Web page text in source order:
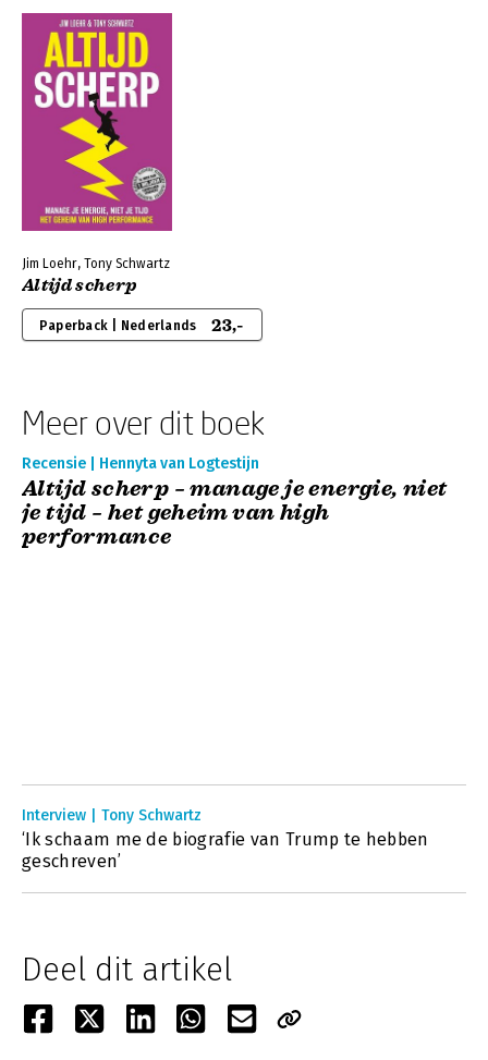
Jim Loehr, Tony Schwartz
Altijd scherp
Paperback | Nederlands 23,-
Meer over dit boek
Recensie | Hennyta van Logtestijn
Altijd scherp – manage je energie, niet
je tijd – het geheim van high
performance
Interview | Tony Schwartz
‘Ik schaam me de biografie van Trump te hebben
geschreven’
Deel dit artikel